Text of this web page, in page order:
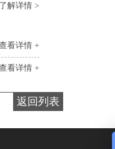
了解详情 >
看详情 +
看详情 +
返回列表